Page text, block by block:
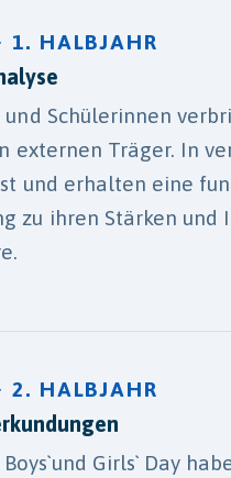
1. HALBJAHR
und Schülerinnen
externen Träger. In
und erhalten eine
zu ihren Stärken
2. HALBJAHR
Girls` Day